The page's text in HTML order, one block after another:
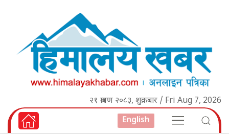
२१ श्रावण २०८३, शुक्रबार / Fri Aug 7, 2026
English